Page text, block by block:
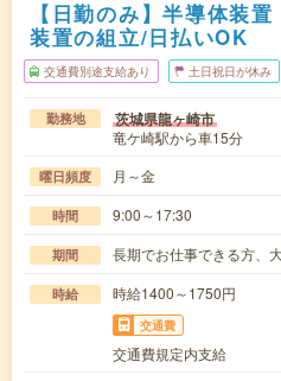
【日勤のみ】半導体装
装置の組立/日払いOK
交通費別途支給あり 土日祝日が休み
勤務地 茨城県龍ヶ崎市
竜ケ崎駅から車15分
曜日頻度 月～金
時間 9:00～17:30
期間 長期でお仕事できる方、
時給 時給1400～1750円
交通費
交通費規定内支給